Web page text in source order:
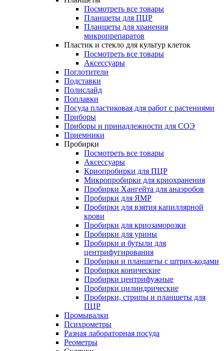
Посмотреть все товары
Планшеты для ПЦР
Планшеты для хранения
микропрепаратов
Пластик и стекло для культур клеток
Посмотреть все товары
Аксессуары
Поглотители
Подставки
Полислайд
Поплавки
Посуда пластиковая для работ с растениями
Приборы
Приборы и принадлежности для СОЭ
Приемники
Пробирки
Посмотреть все товары
Аксессуары
Криопробирки для ПЦР
Микропробирки для криохранения
Пробирки Хангейта для анаэробов
Пробирки для ЯМР
Пробирки для взятия капиллярной
крови
Пробирки для криозаморозки
Пробирки для урины
Пробирки и бутыли для
центрифугирования
Пробирки и планшеты с штрих-кодами
Пробирки конические
Пробирки центрифужные
Пробирки цилиндрические
Пробирки, стрипы и планшеты для
ПЦР
Промывалки
Психрометры
Разная лабораторная посуда
Реометры